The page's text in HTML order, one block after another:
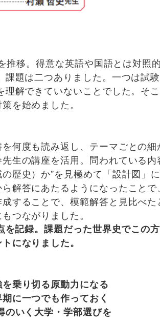
移。得意な英語や国語とは対照
題は二つありました。一つは試
解できていないことでした。そ
を始めました。
何度も読み返し、テーマごとの細
生の講座を活用。問われている内
歴史）か”を見極めて「設計図」
解答にあたるようになったことで
することで、模範解答と見比べた
つながりました。
記録。課題だった世界史でこの
になりました。
乗り切る原動力になる
に一つでも作っておく
のいく大学・学部選びを